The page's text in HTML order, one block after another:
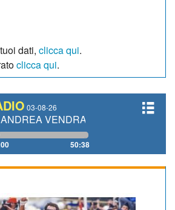
dati, clicca qui.
clicca qui.
03-08-26
FILIPPO FIORELLI
50:38